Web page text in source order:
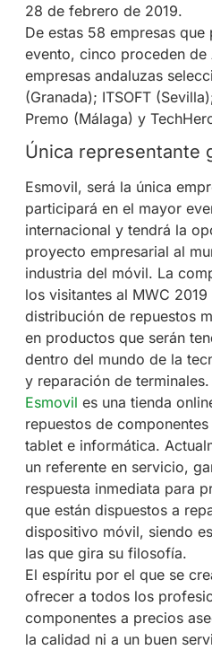
28 de febrero de 2019.
De estas 58 empresas que
evento, cinco proceden de
empresas andaluzas
(Granada); ITSOFT
Premo (Málaga) y
Única representante
Esmovil, será la única
participará en el mayor
internacional y tendrá la
proyecto empresarial al
industria del móvil. La
los visitantes al MWC
distribución de repuestos
en productos que serán
dentro del mundo de la
y reparación de terminales.
Esmovil es una tienda
repuestos de
tablet e informática.
un referente en servicio,
respuesta inmediata para
que están dispuestos a
dispositivo móvil, siendo
las que gira su filosofía.
El espíritu por el que se
ofrecer a todos los
componentes a precios
la calidad ni a un buen